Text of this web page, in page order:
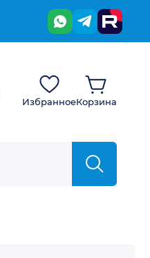
ИзбранноеКорзина